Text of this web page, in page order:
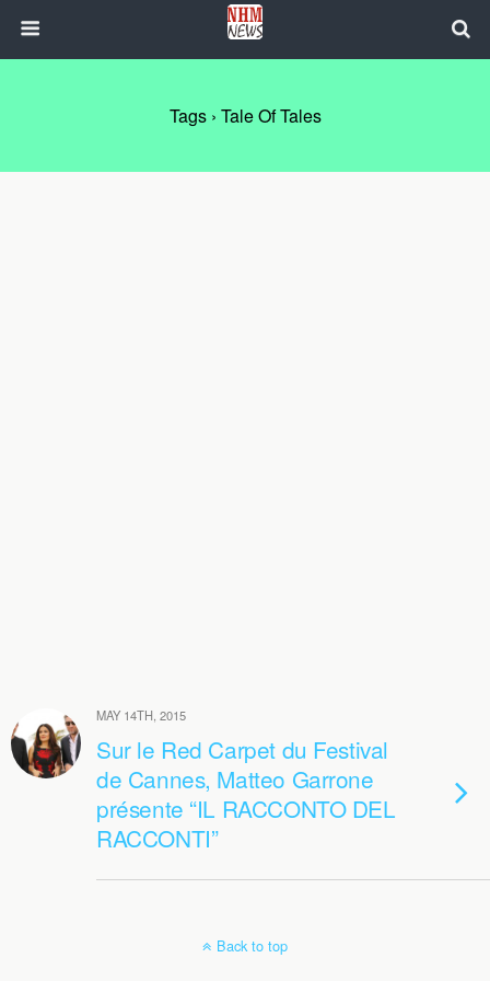
Tags › Tale Of Tales
MAY 14TH, 2015
Sur le Red Carpet du Festival
de Cannes, Matteo Garrone
présente “IL RACCONTO DEL
RACCONTI”
Back to top